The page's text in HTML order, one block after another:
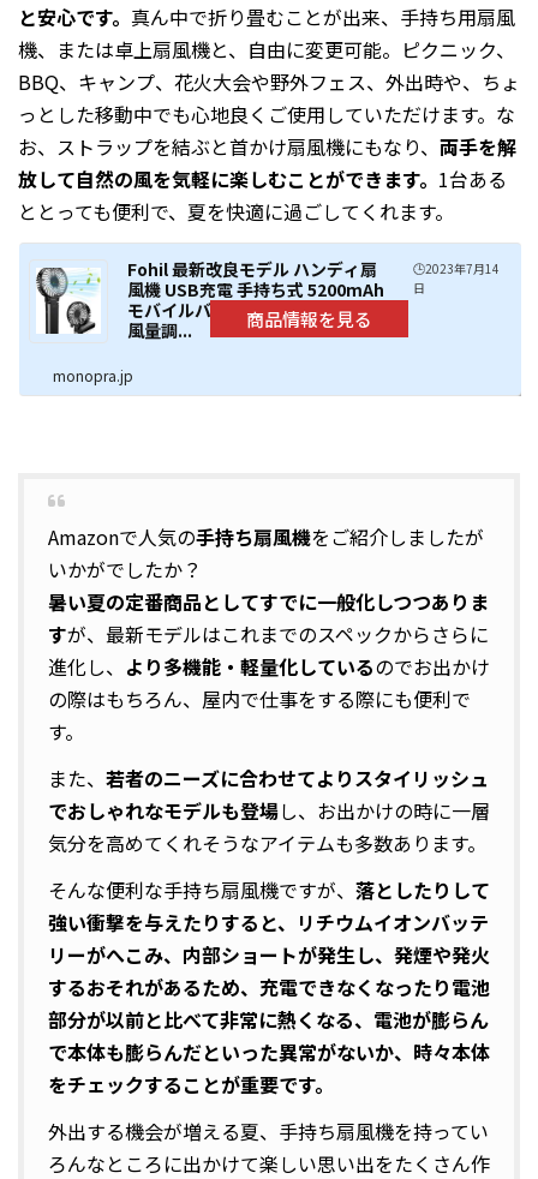
と安心です。 真ん中で折り畳むことが出来、手持ち用扇風
機、または卓上扇風機と、自由に変更可能。ピクニック、
BBQ、キャンプ、花火大会や野外フェス、外出時や、ちょ
っとした移動中でも心地良くご使用していただけます。な
お、ストラップを結ぶと首かけ扇風機にもなり、 両手を解
放して自然の風を気軽に楽しむことができます。 1台ある
ととっても便利で、夏を快適に過ごしてくれます。
Fohil 最新改良モデル ハンディ扇
風機 USB充電 手持ち式 5200mAh
モバイルバッテリー 6枚羽根 6段
風量調...
🕒️2023年7月14
日
monopra.jp
Amazonで人気の手持ち扇風機をご紹介しましたが
いかがでしたか？
暑い夏の定番商品としてすでに一般化しつつありま
すが、最新モデルはこれまでのスペックからさらに
進化し、 より多機能・軽量化しているのでお出かけ
の際はもちろん、屋内で仕事をする際にも便利で
す。
また、 若者のニーズに合わせてよりスタイリッシュ
でおしゃれなモデルも登場し、お出かけの時に一層
気分を高めてくれそうなアイテムも多数あります。
そんな便利な手持ち扇風機ですが、 落としたりして
強い衝撃を与えたりすると、リチウムイオンバッテ
リーがへこみ、内部ショートが発生し、発煙や発火
するおそれがあるため、充電できなくなったり電池
部分が以前と比べて非常に熱くなる、電池が膨らん
で本体も膨らんだといった異常がないか、時々本体
をチェックすることが重要です。
外出する機会が増える夏、手持ち扇風機を持ってい
ろんなところに出かけて楽しい思い出をたくさん作